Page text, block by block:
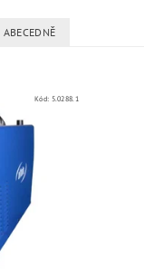
ABECEDNĚ
Kód: 5.0288.1